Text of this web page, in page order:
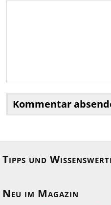
Tipps und
Neu im Magazin